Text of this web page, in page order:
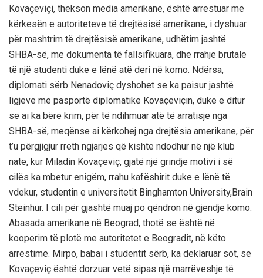
Kovaçeviçi, thekson media amerikane, është arrestuar me
kërkesën e autoriteteve të drejtësisë amerikane, i dyshuar
për mashtrim të drejtësisë amerikane, udhëtim jashtë
SHBA-së, me dokumenta të fallsifikuara, dhe rrahje brutale
të një studenti duke e lënë atë deri në komo. Ndërsa,
diplomati sërb Nenadoviç dyshohet se ka paisur jashtë
ligjeve me pasportë diplomatike Kovaçeviçin, duke e ditur
se ai ka bërë krim, për të ndihmuar atë të arratisje nga
SHBA-së, meqënse ai kërkohej nga drejtësia amerikane, për
t’u përgjigjur rreth ngjarjes që kishte ndodhur në një klub
nate, kur Miladin Kovaçeviç, gjatë një grindje motivi i së
cilës ka mbetur enigëm, rrahu kafëshirit duke e lënë të
vdekur, studentin e universitetit Binghamton University,Brain
Steinhur. I cili për gjashtë muaj po qëndron në gjendje komo.
Abasada amerikane në Beograd, thotë se është në
kooperim të plotë me autoritetet e Beogradit, në këto
arrestime. Mirpo, babai i studentit sërb, ka deklaruar sot, se
Kovaçeviç është dorzuar vetë sipas një marrëveshje të